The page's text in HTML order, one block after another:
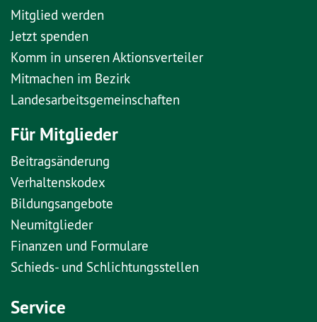
Mitglied werden
Jetzt spenden
Komm in unseren Aktionsverteiler
Mitmachen im Bezirk
Landesarbeitsgemeinschaften
Für Mitglieder
Beitragsänderung
Verhaltenskodex
Bildungsangebote
Neumitglieder
Finanzen und Formulare
Schieds- und Schlichtungsstellen
Service